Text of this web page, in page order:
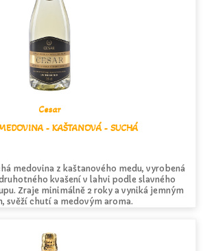
Cesar
- KAŠTANOVÁ - SUCHÁ
medovina z kaštanového medu, vyrobená
kvašení v lahvi podle slavného
Zraje minimálně 2 roky a vyniká jemným
svěží chutí a medovým aroma.